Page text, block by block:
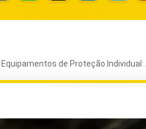
de Proteção Individual: